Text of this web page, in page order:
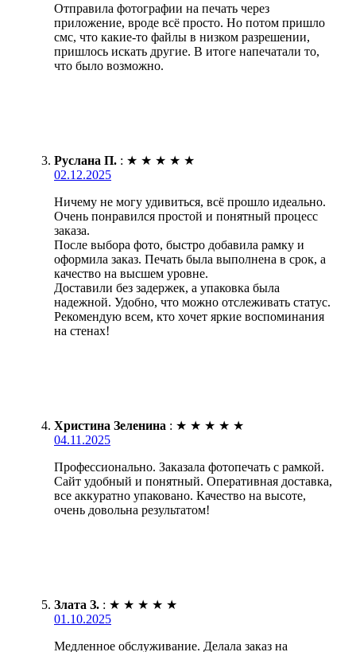
Отправила фотографии на печать через
приложение, вроде всё просто. Но потом пришло
смс, что какие-то файлы в низком разрешении,
пришлось искать другие. В итоге напечатали то,
что было возможно.
Руслана П. : ★ ★ ★ ★ ★
02.12.2025
Ничему не могу удивиться, всё прошло идеально.
Очень понравился простой и понятный процесс
заказа.
После выбора фото, быстро добавила рамку и
оформила заказ. Печать была выполнена в срок, а
качество на высшем уровне.
Доставили без задержек, а упаковка была
надежной. Удобно, что можно отслеживать статус.
Рекомендую всем, кто хочет яркие воспоминания
на стенах!
Христина Зеленина : ★ ★ ★ ★ ★
04.11.2025
Профессионально. Заказала фотопечать с рамкой.
Сайт удобный и понятный. Оперативная доставка,
все аккуратно упаковано. Качество на высоте,
очень довольна результатом!
Злата З. : ★ ★ ★ ★ ★
01.10.2025
Медленное обслуживание. Делала заказ на